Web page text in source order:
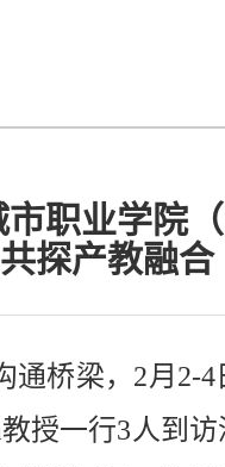
职业学院（
探产教融合
桥梁，2月2-
授一行3人到